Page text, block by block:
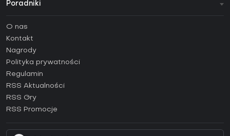
Poradniki
Poradniki
Jak aktywować klucz Steam (CD Key)?
Jak aktywować klucz Epic Games (CD Key)?
Jak aktywować klucz GOG (CD Key)?
Jak aktywować klucz Ubisoft Connect (CD Key)?
O nas
Kontakt
Nagrody
Polityka prywatności
Regulamin
RSS Aktualności
RSS Gry
RSS Promocje